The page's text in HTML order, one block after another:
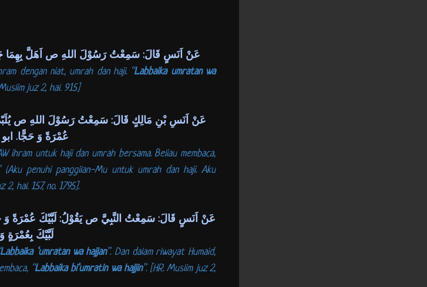
عَنْ اَنَسٍ قَالَ: سَمِعْتُ رَسُوْلَ اللهِ ص اَهَلَّ بِهِمَا
dengan niat, umrah dan haji. “Labbaika umratan wa
juz 2, hal. 915]
عَنْ اَنَسِ بْنِ مَالِكٍ قَالَ: سَمِعْتُ رَسُوْلَ اللهِ ص يُلَبّيْ
عُمْرَةً وَ حَجًّا. ابو داود 2: 157،
ihram untuk haji dan umrah bersama. Beliau membaca,
(Aku penuhi panggilan-Mu untuk umrah dan haji. Aku
hal. 157, no. 1795].
عَنْ اَنَسٍ قَالَ: سَمِعْتُ النَّبِيَّ ص يَقُوْلُ: لَبَّيْكَ عُمْرَةً
لَبَّيْكَ بِعُمْرَةٍ وَ
Labbaika ‘umratan wa hajjan”. Dan dalam riwayat Humaid,
“Labbaika bi’umratin wa hajjin”. [HR. Muslim juz 2,